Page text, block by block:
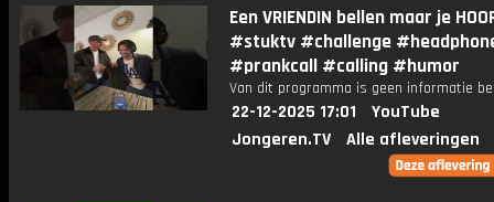
Een VRIENDIN bellen maar je
#stuktv #challenge
#prankcall #calling #humor
Van dit programma is geen informatie
22-12-2025 17:01
YouTube
Jongeren.TV
Alle afleveringen